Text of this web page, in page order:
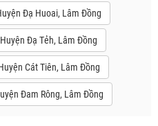
Đạ Huoai, Lâm Đồng
Đạ Tẻh, Lâm Đồng
Cát Tiên, Lâm Đồng
Đam Rông, Lâm Đồng